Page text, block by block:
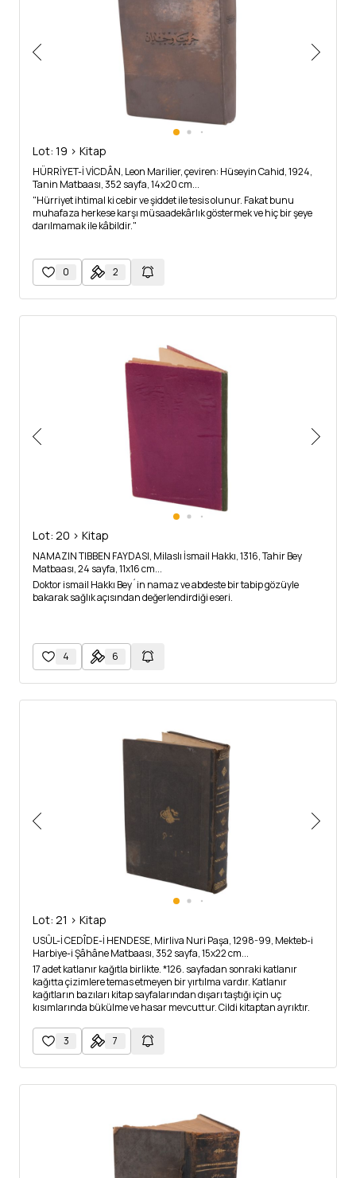
Lot: 19 > Kitap
HÜRRİYET-İ VİCDÂN, Leon Marilier, çeviren: Hüseyin Cahid, 1924,
Tanin Matbaası, 352 sayfa, 14x20 cm...
"Hürriyet ihtimal ki cebir ve şiddet ile tesis olunur. Fakat bunu
muhafaza herkese karşı müsaadekârlık göstermek ve hiç bir şeye
darılmamak ile kâbildir."
0 2
Lot: 20 > Kitap
NAMAZIN TIBBEN FAYDASI, Milaslı İsmail Hakkı, 1316, Tahir Bey
Matbaası, 24 sayfa, 11x16 cm...
Doktor ismail Hakkı Bey´in namaz ve abdeste bir tabip gözüyle
bakarak sağlık açısından değerlendirdiği eseri.
4 6
Lot: 21 > Kitap
USÛL-İ CEDÎDE-İ HENDESE, Mirliva Nuri Paşa, 1298-99, Mekteb-i
Harbiye-i Şâhâne Matbaası, 352 sayfa, 15x22 cm...
17 adet katlanır kağıtla birlikte. *126. sayfadan sonraki katlanır
kağıtta çizimlere temas etmeyen bir yırtılma vardır. Katlanır
kağıtların bazıları kitap sayfalarından dışarı taştığı için uç
kısımlarında bükülme ve hasar mevcuttur. Cildi kitaptan ayrıktır.
3 7